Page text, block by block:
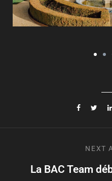
NEXT
La BAC Team